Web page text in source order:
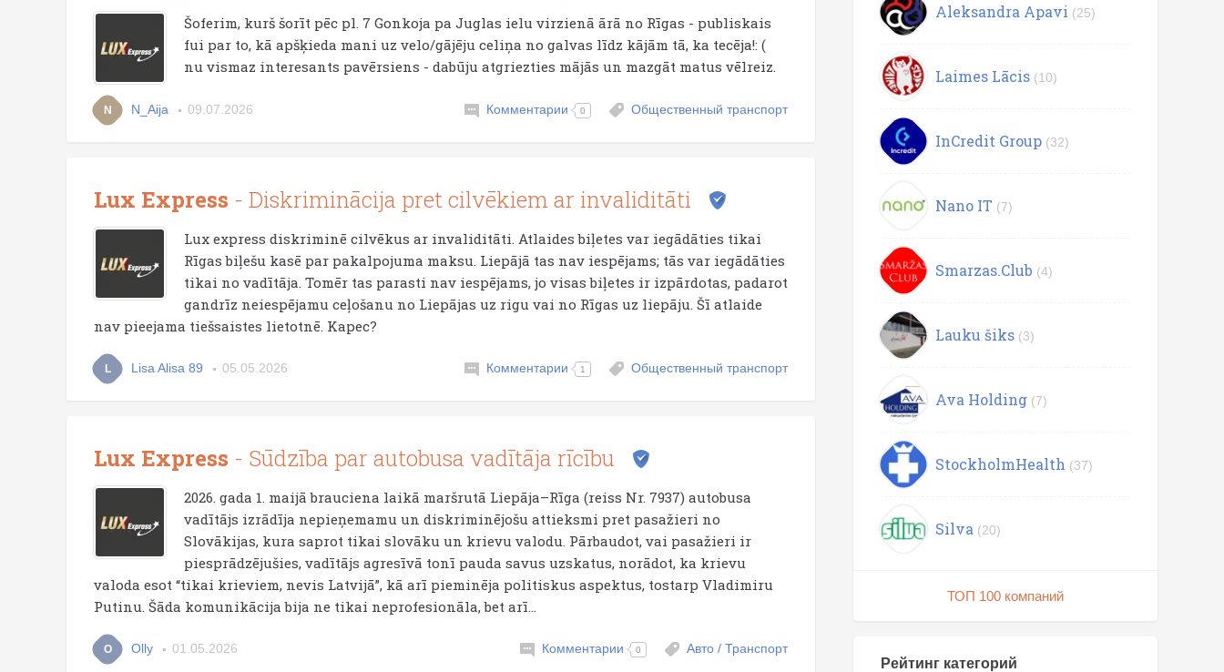
Šoferim, kurš šorīt pēc pl. 7 Gonkoja pa Juglas ielu virzienā ārā no Rīgas - publiskais
fui par to, kā apšķieda mani uz velo/gājēju celiņa no galvas līdz kājām tā, ka tecēja!: (
nu vismaz interesants pavērsiens - dabūju atgriezties mājās un mazgāt matus vēlreiz.
N N_Aija 09.07.2026 Комментарии 0 Общественный транспорт
Lux Express - Diskriminācija pret cilvēkiem ar invaliditāti
Lux express diskriminē cilvēkus ar invaliditāti. Atlaides biļetes var iegādāties tikai
Rīgas biļešu kasē par pakalpojuma maksu. Liepājā tas nav iespējams; tās var iegādāties
tikai no vadītāja. Tomēr tas parasti nav iespējams, jo visas biļetes ir izpārdotas, padarot
gandrīz neiespējamu ceļošanu no Liepājas uz rigu vai no Rīgas uz liepāju. Šī atlaide
nav pieejama tiešsaistes lietotnē. Kapec?
L Lisa Alisa 89 05.05.2026 Комментарии 1 Общественный транспорт
Lux Express - Sūdzība par autobusa vadītāja rīcību
2026. gada 1. maijā brauciena laikā maršrutā Liepāja–Rīga (reiss Nr. 7937) autobusa
vadītājs izrādīja nepieņemamu un diskriminējošu attieksmi pret pasažieri no
Slovākijas, kura saprot tikai slovāku un krievu valodu. Pārbaudot, vai pasažieri ir
piesprādzējušies, vadītājs agresīvā tonī pauda savus uzskatus, norādot, ka krievu
valoda esot “tikai krieviem, nevis Latvijā”, kā arī pieminēja politiskus aspektus, tostarp Vladimiru
Putinu. Šāda komunikācija bija ne tikai neprofesionāla, bet arī...
O Olly 01.05.2026 Комментарии 0 Авто / Транспорт
Aleksandra Apavi (25)
Laimes Lācis (10)
InCredit Group (32)
Nano IT (7)
Smarzas.Club (4)
Lauku šiks (3)
Ava Holding (7)
StockholmHealth (37)
Silva (20)
ТОП 100 компаний
Рейтинг категорий